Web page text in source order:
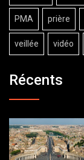
PMA prière
veillée vidéo
Récents